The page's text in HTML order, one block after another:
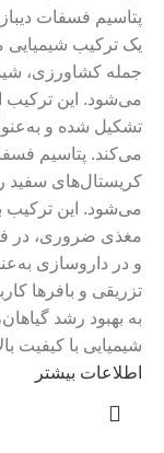
پتاسیم فسفات
یک ترکیب شیمیایی
جمله کشاورزی،
تشکیل شده و
می‌کند. پتاسیم
کریستال‌های
می‌شود. این ترکیب
مغذی ضروری، در
و در داروسازی
تزریقی و بافرها
شیمیایی با کیفیت
اطلاعات بیشتر